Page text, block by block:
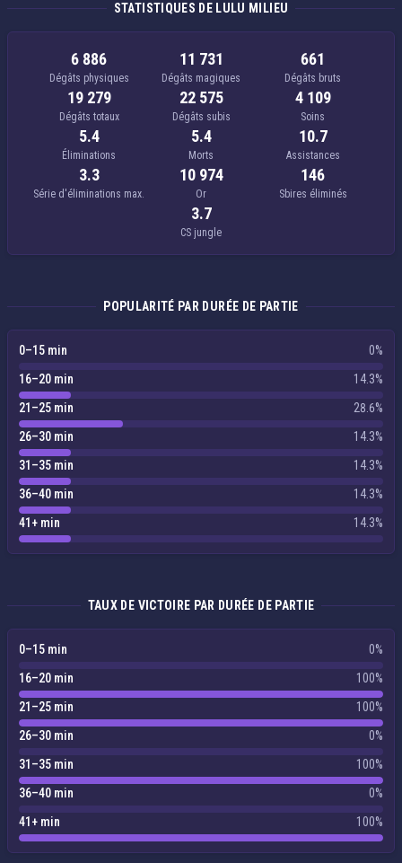
STATISTIQUES DE LULU MILIEU
6 886
Dégâts physiques
11 731
Dégâts magiques
661
Dégâts bruts
19 279
Dégâts totaux
22 575
Dégâts subis
4 109
Soins
5.4
Éliminations
5.4
Morts
10.7
Assistances
3.3
Série d'éliminations max.
10 974
Or
146
Sbires éliminés
3.7
CS jungle
POPULARITÉ PAR DURÉE DE PARTIE
0–15 min
0%
16–20 min
14.3%
21–25 min
28.6%
26–30 min
14.3%
31–35 min
14.3%
36–40 min
14.3%
41+ min
14.3%
TAUX DE VICTOIRE PAR DURÉE DE PARTIE
0–15 min
0%
16–20 min
100%
21–25 min
100%
26–30 min
0%
31–35 min
100%
36–40 min
0%
41+ min
100%